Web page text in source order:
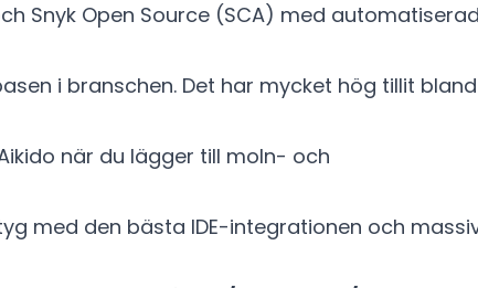
Snyk Open Source (SCA) med
i branschen. Det har mycket hög tillit bland
när du lägger till moln- och
med den bästa IDE-integrationen och